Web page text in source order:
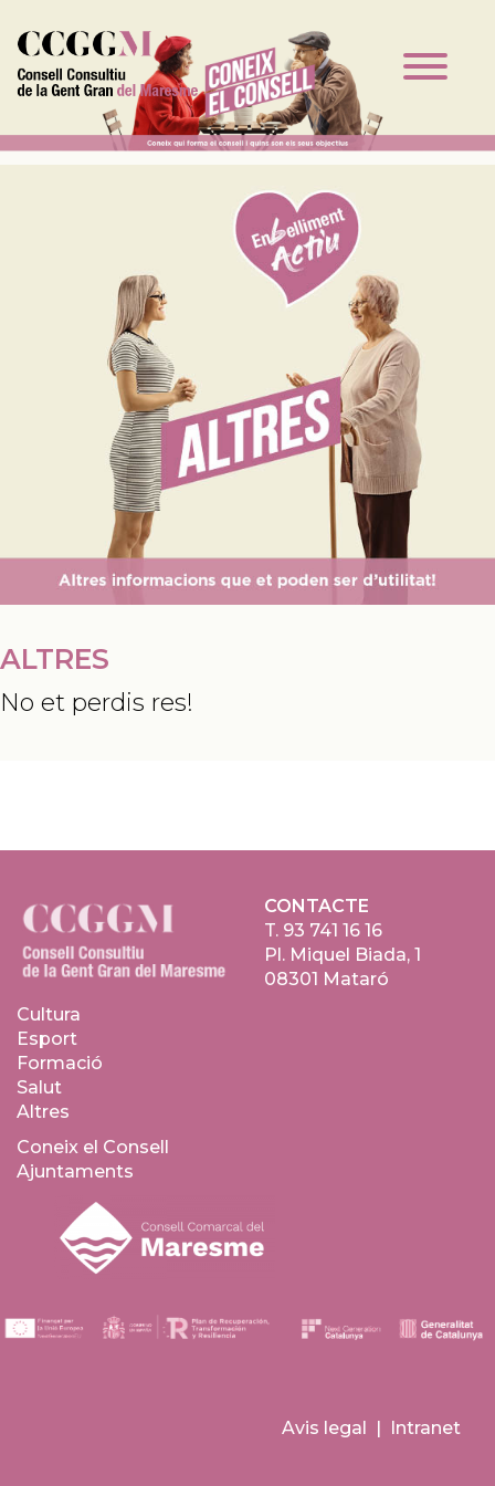
ALTRES
No et perdis res!
CONTACTE
T. 93 741 16 16
Pl. Miquel Biada, 1
08301 Mataró
Cultura
Esport
Formació
Salut
Altres
Coneix el Consell
Ajuntaments
Avis legal Intranet